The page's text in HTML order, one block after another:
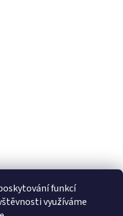
funkcí
využíváme